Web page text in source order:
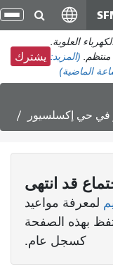
العلوية.
(المزيد: يشترك
في حي إكسلسيور
قد انتهى
لمعرفة مواعيد
بهذه الصفحة
كسجل عام.